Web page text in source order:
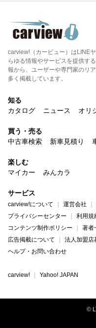
carview!（カービュー）はLINE
らゆる情報やサービスを提供す
報から、ユーザーや専門家のリ
多く掲載しています。
知る
カタログ
ニュース オリ
買う・売る
中古車検索
新車見積り
楽しむ
マイカー
みんカラ
サービス
carview!について 運営会社
プライバシーセンター
利用規
コンテンツ制作ポリシー
著者
広告掲載について
法人加盟店
ヘルプ・お問い合わせ
carview! Yahoo! JAPAN
©